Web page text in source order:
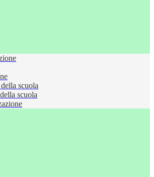
scuola
scuola